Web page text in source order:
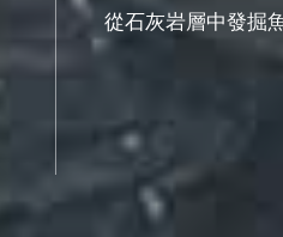
從石灰岩層中發掘